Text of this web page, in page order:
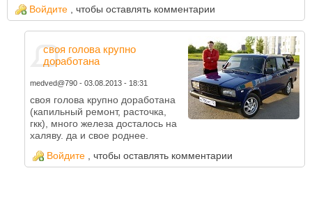
Войдите , чтобы оставлять комментарии
своя голова крупно
доработана
medved@790- 03.08.2013 - 18:31
своя голова крупно доработана
(капильный ремонт, расточка,
гкк), много железа досталось на
халяву. да и свое роднее.
Войдите , чтобы оставлять комментарии